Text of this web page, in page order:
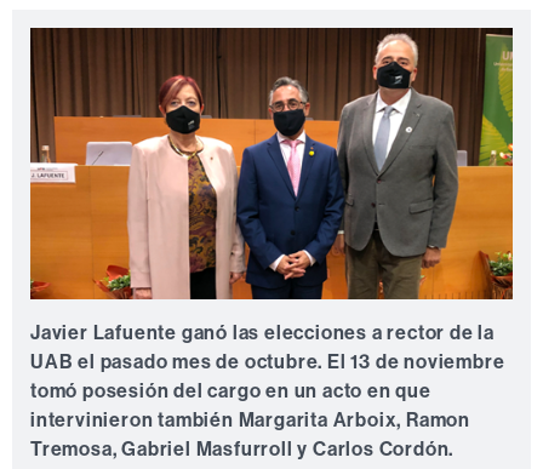
Javier Lafuente ganó las elecciones a rector de la
UAB el pasado mes de octubre. El 13 de noviembre
tomó posesión del cargo en un acto en que
intervinieron también Margarita Arboix, Ramon
Tremosa, Gabriel Masfurroll y Carlos Cordón.